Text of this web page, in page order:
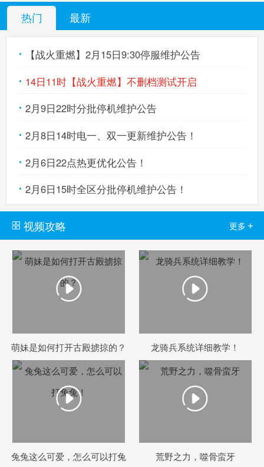
热门 最新
【战火重燃】2月15日9:30停服维护公告
14日11时【战火重燃】不删档测试开启
2月9日22时分批停机维护公告
2月8日14时电一、双一更新维护公告！
2月6日22点热更优化公告！
2月6日15时全区分批停机维护公告！
视频攻略 更多 +
萌妹是如何打开古殿掳掠的？ 龙骑兵系统详细教学！
兔兔这么可爱，怎么可以打兔 荒野之力，噬骨蛮牙